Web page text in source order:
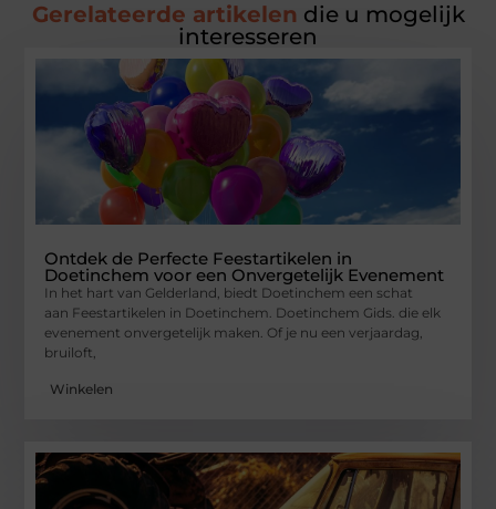
Gerelateerde artikelen die u mogelijk
interesseren
Ontdek de Perfecte Feestartikelen in
Doetinchem voor een Onvergetelijk Evenement
In het hart van Gelderland, biedt Doetinchem een schat
aan Feestartikelen in Doetinchem. Doetinchem Gids. die elk
evenement onvergetelijk maken. Of je nu een verjaardag,
bruiloft,
Winkelen